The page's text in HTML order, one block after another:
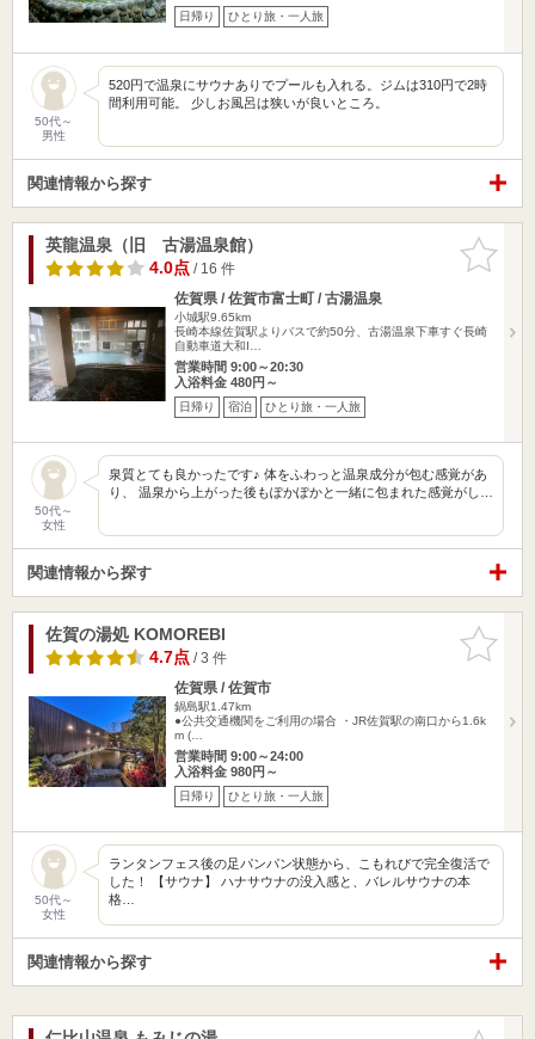
日帰り ひとり旅・一人旅
50代～
男性
520円で温泉にサウナありでプールも入れる。ジムは310円で2時
間利用可能。 少しお風呂は狭いが良いところ。
関連情報から探す
お気に入
りに追加
英龍温泉（旧 古湯温泉館）
4.0点/ 16 件
佐賀県 / 佐賀市富士町 / 古湯温泉
小城駅9.65km
長崎本線佐賀駅よりバスで約50分、古湯温泉下車すぐ長崎
自動車道大和I…
営業時間 9:00～20:30
入浴料金 480円～
日帰り 宿泊 ひとり旅・一人旅
50代～
女性
泉質とても良かったです♪ 体をふわっと温泉成分が包む感覚があ
り、 温泉から上がった後もぽかぽかと一緒に包まれた感覚がし…
関連情報から探す
お気に入
りに追加
佐賀の湯処 KOMOREBI
4.7点/ 3 件
佐賀県 / 佐賀市
鍋島駅1.47km
●公共交通機関をご利用の場合 ・JR佐賀駅の南口から1.6k
m (…
営業時間 9:00～24:00
入浴料金 980円～
日帰り ひとり旅・一人旅
50代～
女性
ランタンフェス後の足パンパン状態から、こもれびで完全復活で
した！ 【サウナ】 ハナサウナの没入感と、バレルサウナの本
格…
関連情報から探す